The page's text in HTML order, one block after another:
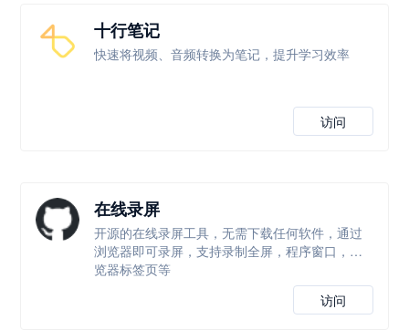
十行笔记
快速将视频、音频转换为笔记，提升学习效率
访问
在线录屏
开源的在线录屏工具，无需下载任何软件，通过
浏览器即可录屏，支持录制全屏，程序窗口，浏
览器标签页等
访问